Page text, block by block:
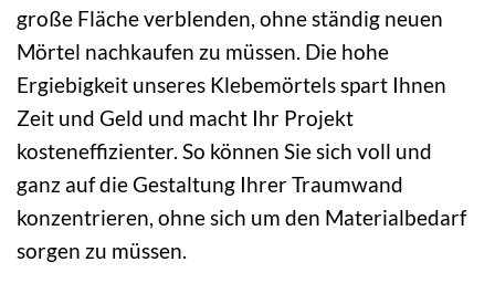
große Fläche verblenden, ohne ständig neuen
Mörtel nachkaufen zu müssen. Die hohe
Ergiebigkeit unseres Klebemörtels spart Ihnen
Zeit und Geld und macht Ihr Projekt
kosteneffizienter. So können Sie sich voll und
ganz auf die Gestaltung Ihrer Traumwand
konzentrieren, ohne sich um den Materialbedarf
sorgen zu müssen.